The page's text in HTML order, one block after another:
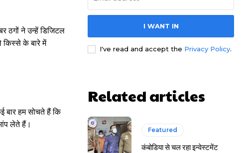
ठगों ने उन्हें डिजिटल
के बारे में
बार हम सोचते हैं कि
लेते हैं।
I WANT IN
I've read and accept the Privacy Policy.
Related articles
Featured
कंबोडिया से चल रहा इन्वेस्टमेंट